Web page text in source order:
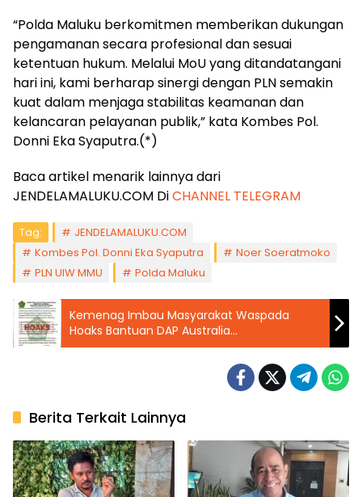
“Polda Maluku berkomitmen memberikan dukungan
pengamanan secara profesional dan sesuai
ketentuan hukum. Melalui MoU yang ditandatangani
hari ini, kami berharap sinergi dengan PLN semakin
kuat dalam menjaga stabilitas keamanan dan
kelancaran pelayanan publik,” kata Kombes Pol.
Donni Eka Syaputra.(*)
Baca artikel menarik lainnya dari
JENDELAMALUKU.COM DiCHANNEL TELEGRAM
Tag:
JENDELAMALUKU.COM
Kombes Pol. Donni Eka Syaputra
Noer Soeratmoko
PLN UIW MMU
Polda Maluku
Kemenag Imbau Masyarakat Waspada
Hoaks Bantuan DAP Australia
Mengatasnamakan Ditjen Bimas Kristen
Berita Terkait Lainnya